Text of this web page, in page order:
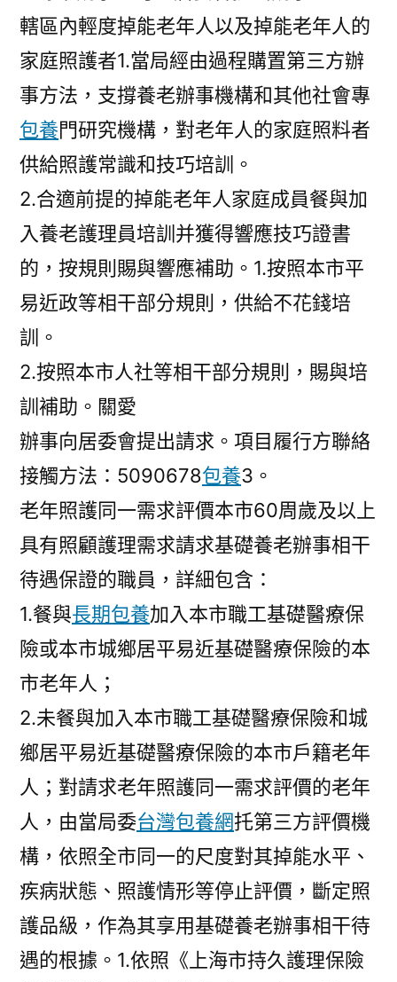
轄區內輕度掉能老年人以及掉能老年人的
家庭照護者1.當局經由過程購置第三方辦
事方法，支撐養老辦事機構和其他社會專
包養門研究機構，對老年人的家庭照料者
供給照護常識和技巧培訓。
2.合適前提的掉能老年人家庭成員餐與加
入養老護理員培訓并獲得響應技巧證書
的，按規則賜與響應補助。1.按照本市平
易近政等相干部分規則，供給不花錢培
訓。
2.按照本市人社等相干部分規則，賜與培
訓補助。關愛
辦事向居委會提出請求。項目履行方聯絡
接觸方法：5090678包養3。
老年照護同一需求評價本市60周歲及以上
具有照顧護理需求請求基礎養老辦事相干
待遇保證的職員，詳細包含：
1.餐與長期包養加入本市職工基礎醫療保
險或本市城鄉居平易近基礎醫療保險的本
市老年人；
2.未餐與加入本市職工基礎醫療保險和城
鄉居平易近基礎醫療保險的本市戶籍老年
人；對請求老年照護同一需求評價的老年
人，由當局委台灣包養網托第三方評價機
構，依照全市同一的尺度對其掉能水平、
疾病狀態、照護情形等停止評價，斷定照
護品級，作為其享用基礎養老辦事相干待
遇的根據。1.依照《上海市持久護理保險